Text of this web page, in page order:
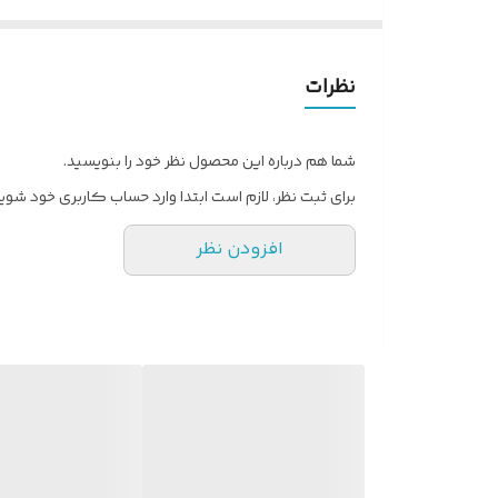
- حاوی روغن زیتون و روغن نارگیل
- کمک به آبرسانی موهای خشک و آسیب‌دیده
- حجم: 300 میلی‌لیتر
نحوه مصرف:
نظرات
شما هم درباره این محصول نظر خود را بنویسید.
برای ثبت نظر، لازم است ابتدا وارد حساب کاربری خود
افزودن نظر